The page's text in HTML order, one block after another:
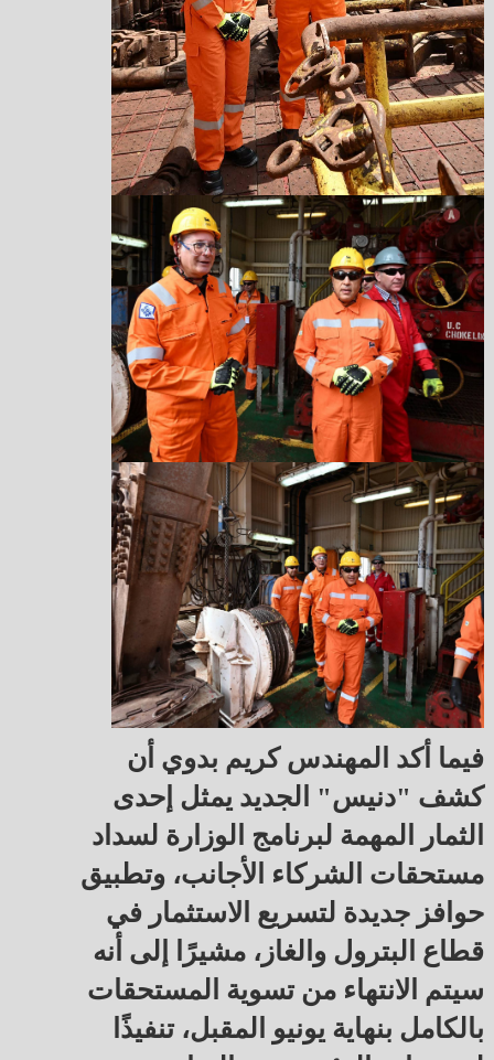
فيما أكد المهندس كريم بدوي أن
كشف "دنيس" الجديد يمثل إحدى
الثمار المهمة لبرنامج الوزارة لسداد
مستحقات الشركاء الأجانب، وتطبيق
حوافز جديدة لتسريع الاستثمار في
قطاع البترول والغاز، مشيرًا إلى أنه
سيتم الانتهاء من تسوية المستحقات
بالكامل بنهاية يونيو المقبل، تنفيذًا